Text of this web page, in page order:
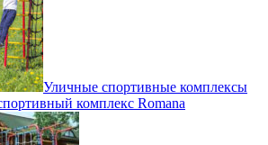
Уличные спортивные комплексы
комплекс Romana